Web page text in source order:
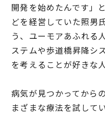
開発を始めたんです」
どを経営していた照男
う、ユーモアあふれる
ステムや歩道橋昇降シ
を考えることが好きな
病気が見つかってから
まざまな療法を試して